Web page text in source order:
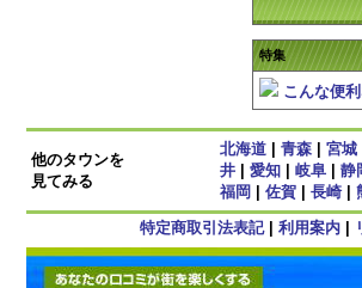
特集
こんな便
他のタウンを
見てみる
北海道 青森 宮城
井
愛知 岐阜 静
福岡
佐賀 長崎|
特定商取引法表記| 利用案内|